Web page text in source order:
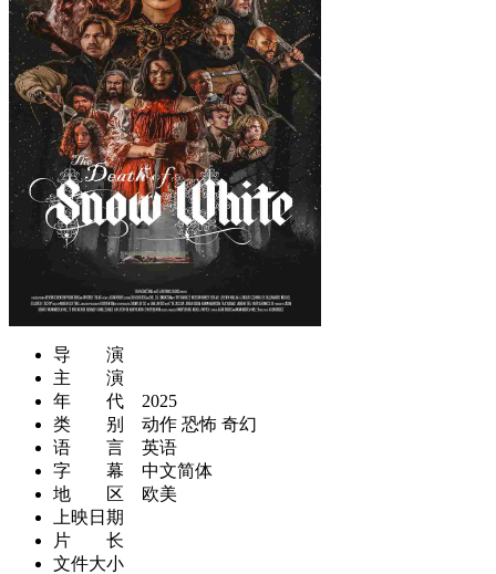
导 演
主 演
年 代
2025
类 别
动作 恐怖 奇幻
语 言
英语
字 幕
中文简体
地 区
欧美
上映日期
片 长
文件大小